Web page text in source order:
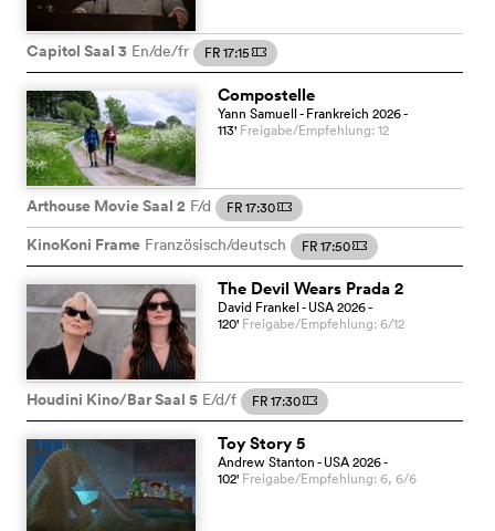
Capitol Saal 3 En/de/fr FR 17:15 m
Compostelle
Yann Samuell- Frankreich 2026-
113' Freigabe/Empfehlung: 12
Arthouse Movie Saal 2 F/d FR 17:30m
KinoKoni Frame Französisch/deutsch FR 17:50m
The Devil Wears Prada 2
David Frankel- USA2026-
120' Freigabe/Empfehlung: 6/12
Houdini Kino/Bar Saal 5 E/d/f FR 17:30m
Toy Story 5
Andrew Stanton- USA2026-
102' Freigabe/Empfehlung: 6, 6/6